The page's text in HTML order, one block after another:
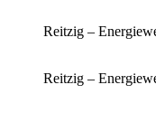
Reitzig –
Reitzig –